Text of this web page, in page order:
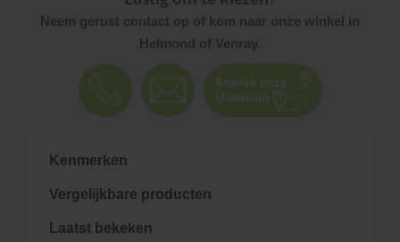
Neem gerust contact op of kom naar onze winkel in
Helmond of Venray.
Kenmerken
Vergelijkbare producten
Laatst bekeken